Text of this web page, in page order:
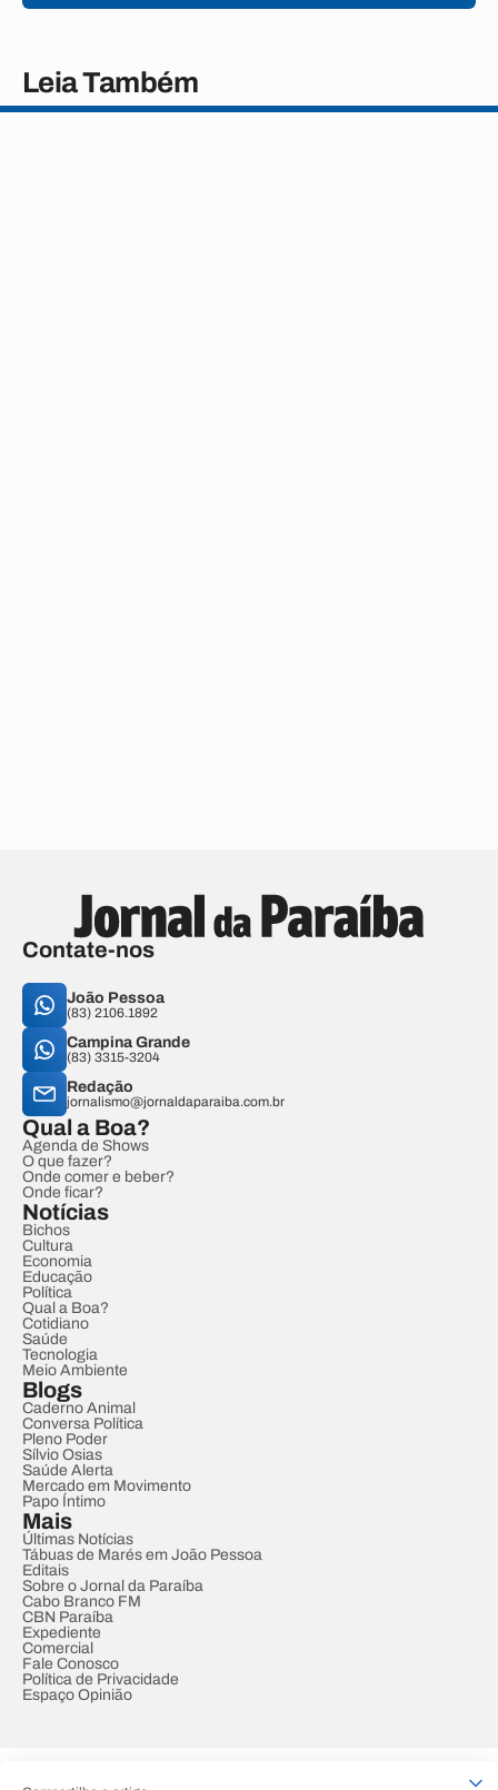
Leia Também
Contate-nos
João Pessoa
(83) 2106.1892
Campina Grande
(83) 3315-3204
Redação
jornalismo@jornaldaparaiba.com.br
Qual a Boa?
Agenda de Shows
O que fazer?
Onde comer e beber?
Onde ficar?
Notícias
Bichos
Cultura
Economia
Educação
Política
Qual a Boa?
Cotidiano
Saúde
Tecnologia
Meio Ambiente
Blogs
Caderno Animal
Conversa Política
Pleno Poder
Sílvio Osias
Saúde Alerta
Mercado em Movimento
Papo Íntimo
Mais
Últimas Notícias
Tábuas de Marés em João Pessoa
Editais
Sobre o Jornal da Paraíba
Cabo Branco FM
CBN Paraíba
Expediente
Comercial
Fale Conosco
Política de Privacidade
Espaço Opinião